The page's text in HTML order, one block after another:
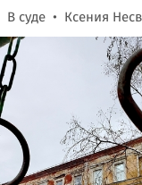
В суде Ксения